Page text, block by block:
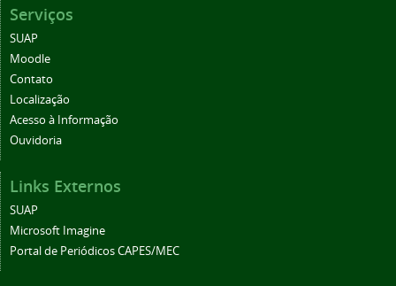
Serviços
SUAP
Moodle
Contato
Localização
Acesso à Informação
Ouvidoria
Links Externos
SUAP
Microsoft Imagine
Portal de Periódicos CAPES/MEC